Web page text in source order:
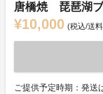
唐橋焼 琵琶湖
¥10,000 (税込/送
ご提供予定時期：発送